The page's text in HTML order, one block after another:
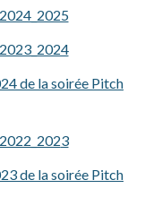
de la soirée Pitch
3
de la soirée Pitch